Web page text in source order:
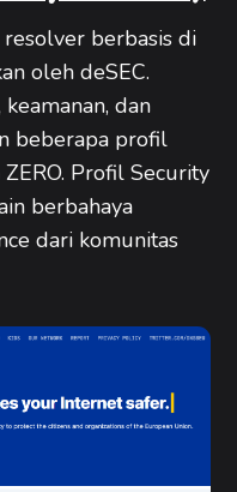
berbasis di
oleh deSEC.
dan
beberapa profil
Profil Security
berbahaya
dari komunitas